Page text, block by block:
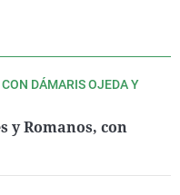
DÁMARIS OJEDA Y
y Romanos, con